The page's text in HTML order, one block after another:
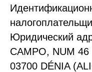
Юридический
CAMPO, NUM 46
03700 DÉNIA